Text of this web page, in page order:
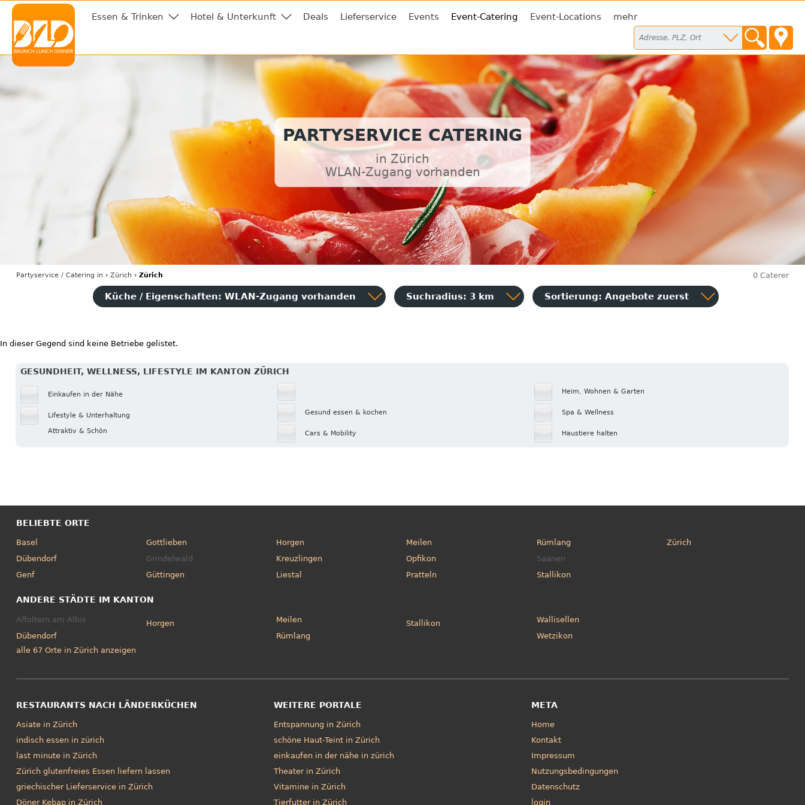
Essen & Trinken Hotel & Unterkunft Deals Lieferservice Events Event-Catering Event-Locations mehr
PARTYSERVICE CATERING
in Zürich
WLAN-Zugang vorhanden
Partyservice / Catering in › Zürich › Zürich 0 Caterer
Küche / Eigenschaften: WLAN-Zugang vorhanden Suchradius: 3 km Sortierung: Angebote zuerst
In dieser Gegend sind keine Betriebe gelistet.
GESUNDHEIT, WELLNESS, LIFESTYLE IM KANTON ZÜRICH
Einkaufen in der Nähe
Lifestyle & Unterhaltung
Attraktiv & Schön
Gesund essen & kochen
Cars & Mobility
Heim, Wohnen & Garten
Spa & Wellness
Haustiere halten
BELIEBTE ORTE
Basel
Dübendorf
Genf
Gottlieben
Grindelwald
Güttingen
Horgen
Kreuzlingen
Liestal
Meilen
Opfikon
Pratteln
Rümlang
Saanen
Stallikon
Zürich
ANDERE STÄDTE IM KANTON
Affoltern am Albis
Dübendorf
Horgen
Meilen
Rümlang
Stallikon
Wallisellen
Wetzikon
alle 67 Orte in Zürich anzeigen
RESTAURANTS NACH LÄNDERKÜCHEN
Asiate in Zürich
indisch essen in zürich
last minute in Zürich
Zürich glutenfreies Essen liefern lassen
griechischer Lieferservice in Zürich
Döner Kebap in Zürich
WEITERE PORTALE
Entspannung in Zürich
schöne Haut-Teint in Zürich
einkaufen in der nähe in zürich
Theater in Zürich
Vitamine in Zürich
Tierfutter in Zürich
META
Home
Kontakt
Impressum
Nutzungsbedingungen
Datenschutz
login